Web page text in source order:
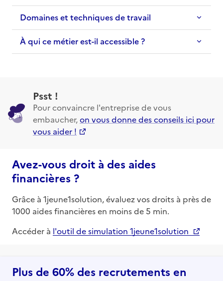
Domaines et techniques de travail
À qui ce métier est-il accessible ?
Psst !
Pour convaincre l'entreprise de vous
embaucher,on vous donne des conseils ici pour
vous aider !
Avez-vous droit à des aides
financières ?
Grâce à 1jeune1solution, évaluez vos droits à près de
1000 aides financières en moins de 5 min.
Accéder à l'outil de simulation 1jeune1solution
Plus de 60% des recrutements en